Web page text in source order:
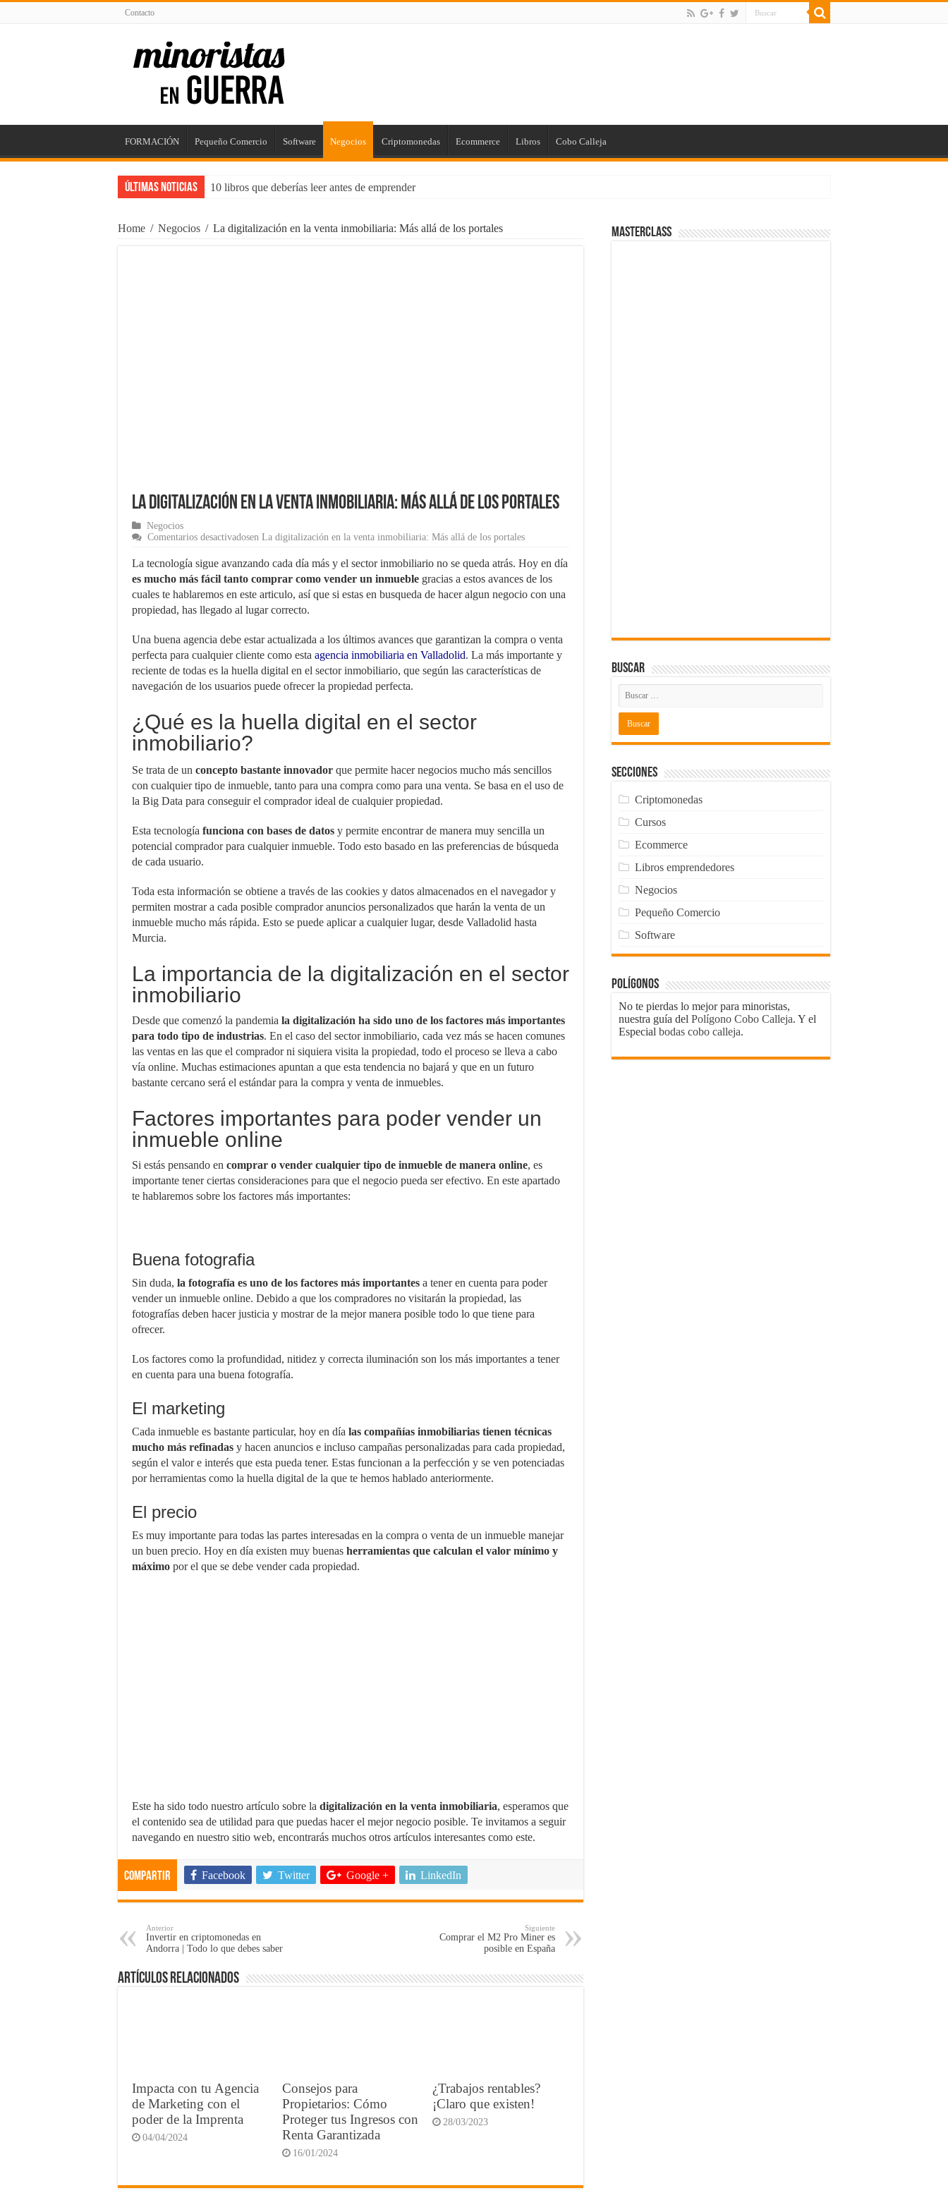
Contacto
FORMACIÓN Pequeño Comercio Software Negocios Criptomonedas Ecommerce Libros Cobo Calleja
Últimas Noticias
10 libros que deberías leer antes de emprender
Impacta con tu Agencia de Marketing con el poder de la Imprenta
Home / Negocios / La digitalización en la venta inmobiliaria: Más allá de los portales
La digitalización en la venta inmobiliaria: Más allá de los portales
Negocios
Comentarios desactivadosen La digitalización en la venta inmobiliaria: Más allá de los portales
La tecnología sigue avanzando cada día más y el sector inmobiliario no se queda atrás. Hoy en día
es mucho más fácil tanto comprar como vender un inmueble gracias a estos avances de los
cuales te hablaremos en este articulo, así que si estas en busqueda de hacer algun negocio con una
propiedad, has llegado al lugar correcto.
Una buena agencia debe estar actualizada a los últimos avances que garantizan la compra o venta
perfecta para cualquier cliente como esta agencia inmobiliaria en Valladolid. La más importante y
reciente de todas es la huella digital en el sector inmobiliario, que según las características de
navegación de los usuarios puede ofrecer la propiedad perfecta.
¿Qué es la huella digital en el sector
inmobiliario?
Se trata de un concepto bastante innovador que permite hacer negocios mucho más sencillos
con cualquier tipo de inmueble, tanto para una compra como para una venta. Se basa en el uso de
la Big Data para conseguir el comprador ideal de cualquier propiedad.
Esta tecnología funciona con bases de datos y permite encontrar de manera muy sencilla un
potencial comprador para cualquier inmueble. Todo esto basado en las preferencias de búsqueda
de cada usuario.
Toda esta información se obtiene a través de las cookies y datos almacenados en el navegador y
permiten mostrar a cada posible comprador anuncios personalizados que harán la venta de un
inmueble mucho más rápida. Esto se puede aplicar a cualquier lugar, desde Valladolid hasta
Murcia.
La importancia de la digitalización en el sector
inmobiliario
Desde que comenzó la pandemia la digitalización ha sido uno de los factores más importantes
para todo tipo de industrias. En el caso del sector inmobiliario, cada vez más se hacen comunes
las ventas en las que el comprador ni siquiera visita la propiedad, todo el proceso se lleva a cabo
vía online. Muchas estimaciones apuntan a que esta tendencia no bajará y que en un futuro
bastante cercano será el estándar para la compra y venta de inmuebles.
Factores importantes para poder vender un
inmueble online
Si estás pensando en comprar o vender cualquier tipo de inmueble de manera online, es
importante tener ciertas consideraciones para que el negocio pueda ser efectivo. En este apartado
te hablaremos sobre los factores más importantes:
Buena fotografia
Sin duda, la fotografía es uno de los factores más importantes a tener en cuenta para poder
vender un inmueble online. Debido a que los compradores no visitarán la propiedad, las
fotografías deben hacer justicia y mostrar de la mejor manera posible todo lo que tiene para
ofrecer.
Los factores como la profundidad, nitidez y correcta iluminación son los más importantes a tener
en cuenta para una buena fotografía.
El marketing
Cada inmueble es bastante particular, hoy en día las compañías inmobiliarias tienen técnicas
mucho más refinadas y hacen anuncios e incluso campañas personalizadas para cada propiedad,
según el valor e interés que esta pueda tener. Estas funcionan a la perfección y se ven potenciadas
por herramientas como la huella digital de la que te hemos hablado anteriormente.
El precio
Es muy importante para todas las partes interesadas en la compra o venta de un inmueble manejar
un buen precio. Hoy en día existen muy buenas herramientas que calculan el valor mínimo y
máximo por el que se debe vender cada propiedad.
Este ha sido todo nuestro artículo sobre la digitalización en la venta inmobiliaria, esperamos que
el contenido sea de utilidad para que puedas hacer el mejor negocio posible. Te invitamos a seguir
navegando en nuestro sitio web, encontrarás muchos otros artículos interesantes como este.
Compartir Facebook Twitter Google + LinkedIn
Anterior
Invertir en criptomonedas en
Andorra | Todo lo que debes saber
Siguiente
Comprar el M2 Pro Miner es
posible en España
Artículos Relacionados
Impacta con tu Agencia
de Marketing con el
poder de la Imprenta
04/04/2024
Consejos para
Propietarios: Cómo
Proteger tus Ingresos con
Renta Garantizada
16/01/2024
¿Trabajos rentables?
¡Claro que existen!
28/03/2023
MasterClass
Buscar
Secciones
Criptomonedas
Cursos
Ecommerce
Libros emprendedores
Negocios
Pequeño Comercio
Software
Polígonos
No te pierdas lo mejor para minoristas,
nuestra guía del Polígono Cobo Calleja. Y el
Especial bodas cobo calleja.